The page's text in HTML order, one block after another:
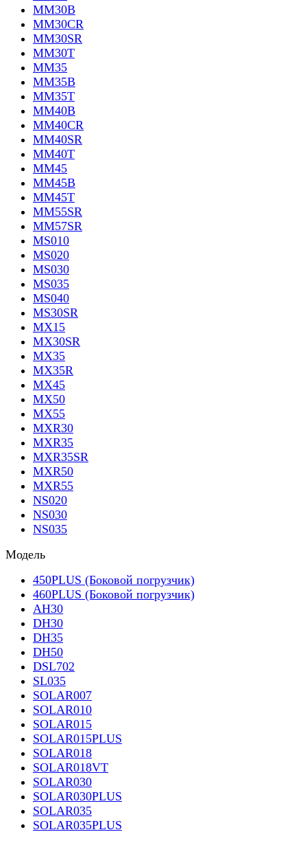
MM30B
MM30CR
MM30SR
MM30T
MM35
MM35B
MM35T
MM40B
MM40CR
MM40SR
MM40T
MM45
MM45B
MM45T
MM55SR
MM57SR
MS010
MS020
MS030
MS035
MS040
MS30SR
MX15
MX30SR
MX35
MX35R
MX45
MX50
MX55
MXR30
MXR35
MXR35SR
MXR50
MXR55
NS020
NS030
NS035
Модель
450PLUS (Боковой погрузчик)
460PLUS (Боковой погрузчик)
AH30
DH30
DH35
DH50
DSL702
SL035
SOLAR007
SOLAR010
SOLAR015
SOLAR015PLUS
SOLAR018
SOLAR018VT
SOLAR030
SOLAR030PLUS
SOLAR035
SOLAR035PLUS